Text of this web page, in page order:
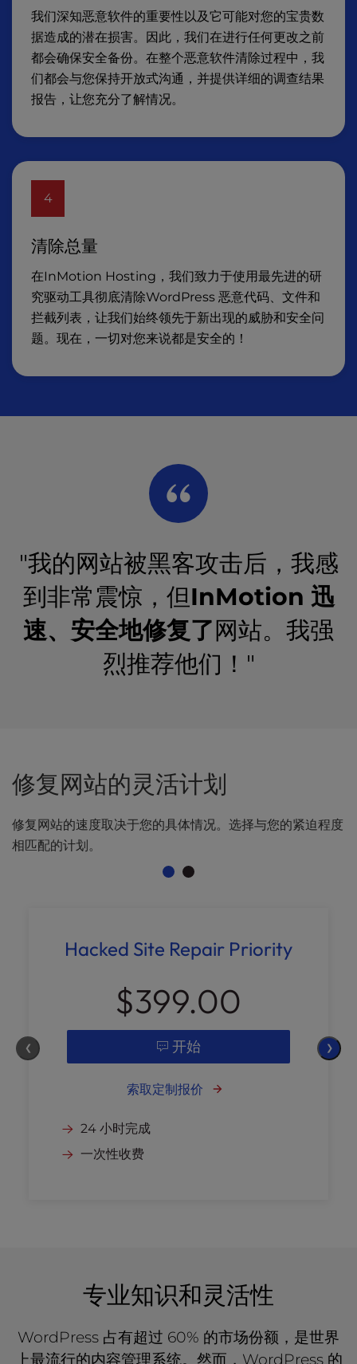
我们深知恶意软件的重要性以及它可能对您的宝贵数
据造成的潜在损害。因此，我们在进行任何更改之前
都会确保安全备份。在整个恶意软件清除过程中，我
们都会与您保持开放式沟通，并提供详细的调查结果
报告，让您充分了解情况。
4
清除总量
在InMotion Hosting，我们致力于使用最先进的研
究驱动工具彻底清除WordPress 恶意代码、文件和
拦截列表，让我们始终领先于新出现的威胁和安全问
题。现在，一切对您来说都是安全的！
"我的网站被黑客攻击后，我感
到非常震惊，但InMotion 迅
速、安全地修复了网站。我强
烈推荐他们！"
修复网站的灵活计划
修复网站的速度取决于您的具体情况。选择与您的紧迫程度
相匹配的计划。
Hacked Site Repair Priority
$399.00
开始
索取定制报价
24 小时完成
一次性收费
❮ ❯
专业知识和灵活性
WordPress 占有超过 60% 的市场份额，是世界
上最流行的内容管理系统。然而，WordPress 的